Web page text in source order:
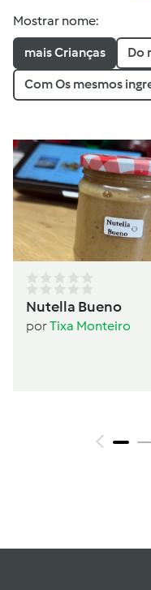
Mostrar nome:
mais Crianças Do
Com Os mesmos
Nutella Bueno
porTixa Monteiro